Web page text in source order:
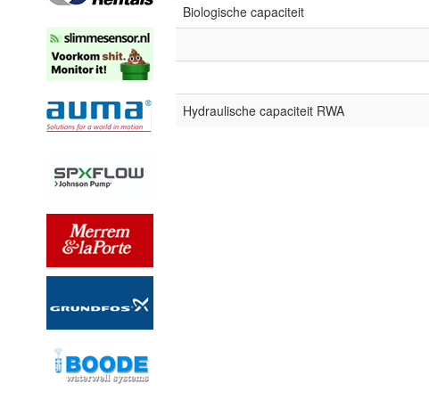
Biologische capaciteit
Hydraulische capaciteit RWA